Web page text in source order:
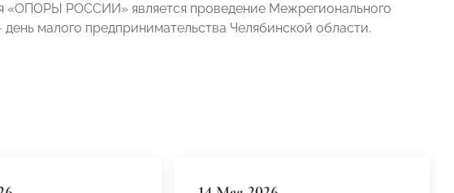
«ОПОРЫ РОССИИ» является проведение Межрегионального
малого предпринимательства Челябинской области.